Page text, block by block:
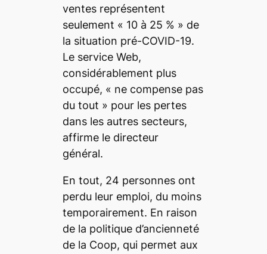
ventes représentent
seulement « 10 à 25 % » de
la situation pré-COVID-19.
Le service Web,
considérablement plus
occupé, « ne compense pas
du tout » pour les pertes
dans les autres secteurs,
affirme le directeur
général.
En tout, 24 personnes ont
perdu leur emploi, du moins
temporairement. En raison
de la politique d’ancienneté
de la Coop, qui permet aux